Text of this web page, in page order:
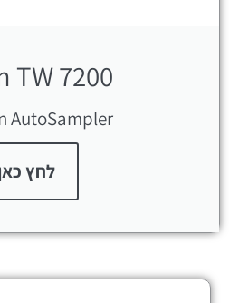
TW 7200
AutoSampler
לחץ